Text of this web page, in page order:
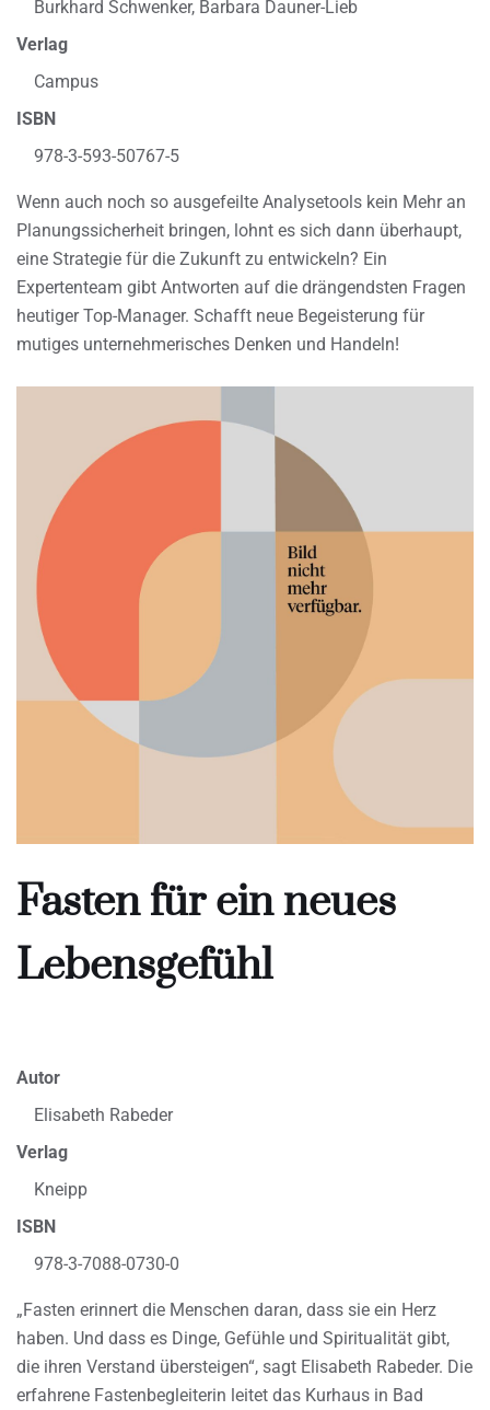
Burkhard Schwenker, Barbara Dauner-Lieb
Verlag
Campus
ISBN
978-3-593-50767-5
Wenn auch noch so ausgefeilte Analysetools kein Mehr an
Planungssicherheit bringen, lohnt es sich dann überhaupt,
eine Strategie für die Zukunft zu entwickeln? Ein
Expertenteam gibt Antworten auf die drängendsten Fragen
heutiger Top-Manager. Schafft neue Begeisterung für
mutiges unternehmerisches Denken und Handeln!
Fasten für ein neues
Lebensgefühl
Autor
Elisabeth Rabeder
Verlag
Kneipp
ISBN
978-3-7088-0730-0
„Fasten erinnert die Menschen daran, dass sie ein Herz
haben. Und dass es Dinge, Gefühle und Spiritualität gibt,
die ihren Verstand übersteigen“, sagt Elisabeth Rabeder. Die
erfahrene Fastenbegleiterin leitet das Kurhaus in Bad